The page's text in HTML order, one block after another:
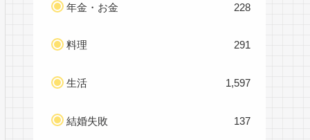
年金・お金 228
料理 291
生活 1,597
結婚失敗 137